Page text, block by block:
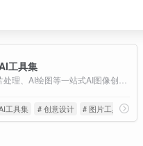
工具集
工具集 # 创意设计 # 图片工具